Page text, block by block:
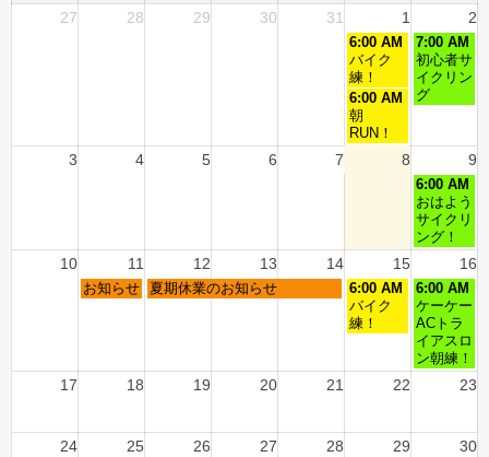
27
28 29 30 31 1 2
6:00 AM
バイク
練！
7:00 AM
初心者サ
イクリン
グ
6:00 AM
朝
RUN！
3 4 5 6 7 8 9
6:00 AM
おはよう
サイクリ
ング！
10 11 12 13 14 15 16
お知らせ 夏期休業のお知らせ
6:00 AM
バイク
練！
6:00 AM
ケーケー
ACトラ
イアスロ
ン朝練！
17 18 19 20 21 22 23
24 25 26 27 28 29 30